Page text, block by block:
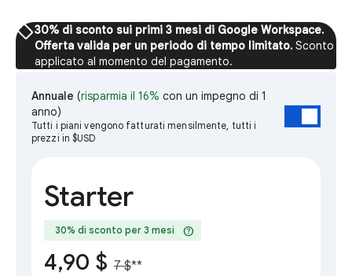
sell30% di sconto sui primi 3 mesi di Google Workspace.
Offerta valida per un periodo di tempo limitato. Sconto
applicato al momento del pagamento.
Annuale (risparmia il 16% con un impegno di 1
anno)
Tutti i piani vengono fatturati mensilmente, tutti i
prezzi in $USD
Starter
30% di sconto per 3 mesi help
4,90 $ 7 $**